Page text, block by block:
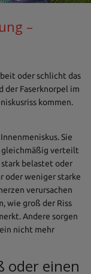
–
oder schlicht das
der Faserknorpel im
kommen.
Sie
gleichmäßig verteilt
stark belastet oder
oder weniger starke
verursachen
wie groß der Riss
Andere sorgen
nicht mehr
oder einen